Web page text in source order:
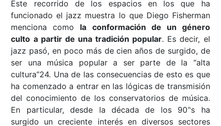
Este recorrido de los espacios en los que ha
funcionado el jazz muestra lo que Diego Fisherman
menciona como la conformación de un género
culto a partir de una tradición popular. Es decir, el
jazz pasó, en poco más de cien años de surgido, de
ser una música popular a ser parte de la “alta
cultura”24. Una de las consecuencias de esto es que
ha comenzado a entrar en las lógicas de transmisión
del conocimiento de los conservatorios de música.
En particular, desde la década de los 90‟s ha
surgido un creciente interés en diversos sectores